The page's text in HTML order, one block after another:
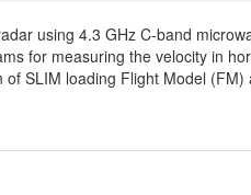
using 4.3 GHz C-band
for measuring the velocity in
SLIM loading Flight Model